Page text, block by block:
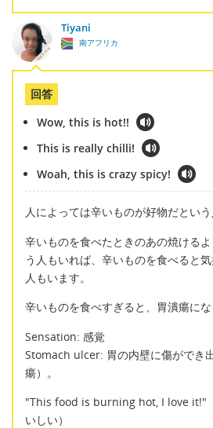
Tiyani
南アフリカ
回答
Wow, this is hot!!
This is really chilli!
Woah, this is crazy spicy!
人によっては辛いものが好物だという
辛いものを食べたときのあの焼ける
う人もいれば、辛いものを食べると
人もいます。
辛いものを食べすぎると、胃潰瘍にな
Sensation: 感覚
Stomach ulcer: 胃の内壁に傷ができ
瘍）。
"This food is burning hot, I love it!"
いしい）